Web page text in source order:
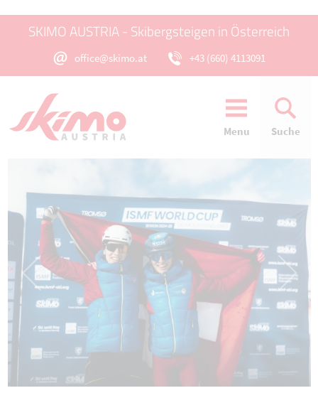
SKIMO AUSTRIA - Skibergsteigen in Österreich
office@skimo.at +43 (660) 4113091
Menu Suche